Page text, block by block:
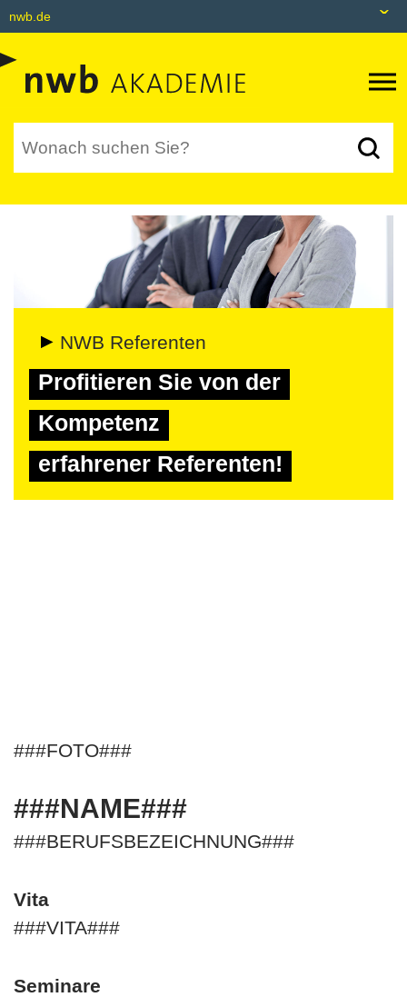
nwb.de
Datenbank
Akademie
NWB NEO
NWB Referenten
Profitieren Sie von der
Kompetenz
erfahrener Referenten!
###FOTO###
###NAME###
###BERUFSBEZEICHNUNG###
Vita
###VITA###
Seminare